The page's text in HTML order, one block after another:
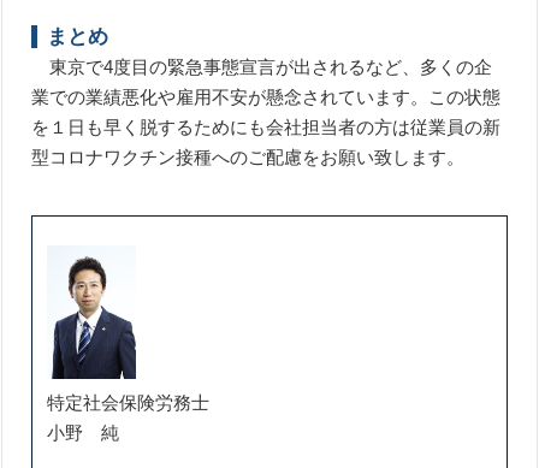
まとめ
東京で4度目の緊急事態宣言が出されるなど、多くの企
業での業績悪化や雇用不安が懸念されています。この状態
を１日も早く脱するためにも会社担当者の方は従業員の新
型コロナワクチン接種へのご配慮をお願い致します。
特定社会保険労務士
小野 純